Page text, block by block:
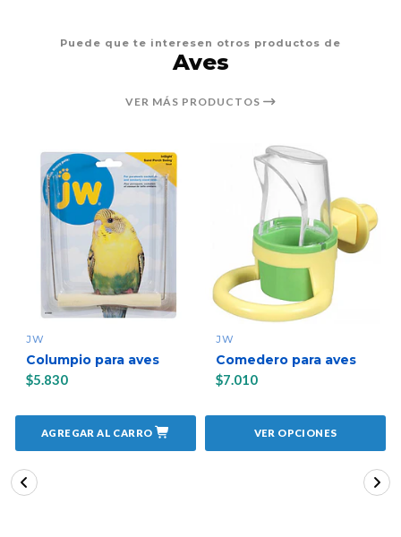
Puede que te interesen otros productos de
Aves
VER MÁS PRODUCTOS
JW
Columpio para aves
$5.830
AGREGAR AL CARRO
JW
Comedero para aves
$7.010
VER OPCIONES